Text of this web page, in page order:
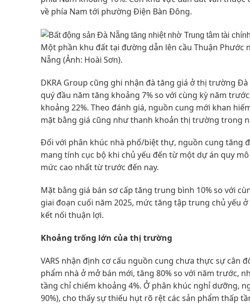
về phía Nam tới phường Điện Bàn Đông.
Một phần khu đất tại đường dẫn lên cầu Thuận
Nẵng (Ảnh: Hoài Sơn).
DKRA Group cũng ghi nhận đà tăng giá ở thị trường
quý đầu năm tăng khoảng 7% so với cùng kỳ năm
khoảng 22%. Theo đánh giá, nguồn cung mới khan
mặt bằng giá cũng như thanh khoản thị trường trong
Đối với phân khúc nhà phố/biệt thự, nguồn cung tăng
mang tính cục bộ khi chủ yếu đến từ một dự án quy
mức cao nhất từ trước đến nay.
Mặt bằng giá bán sơ cấp tăng trung bình 10% so với
giai đoạn cuối năm 2025, mức tăng tập trung chủ yếu
kết nối thuận lợi.
Khoảng trống lớn của thị trường
VARS nhận định cơ cấu nguồn cung chưa thực sự cân
phẩm nhà ở mở bán mới, tăng 80% so với năm trước,
tầng chỉ chiếm khoảng 4%. Ở phân khúc nghỉ dưỡng,
90%), cho thấy sự thiếu hụt rõ rệt các sản phẩm thấp